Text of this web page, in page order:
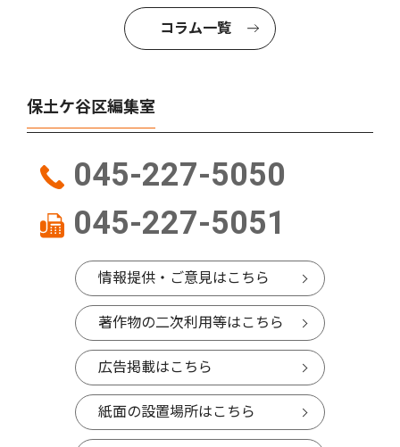
コラム一覧
保土ケ谷区編集室
045-227-5050
045-227-5051
情報提供・ご意見はこちら
著作物の二次利用等はこちら
広告掲載はこちら
紙面の設置場所はこちら